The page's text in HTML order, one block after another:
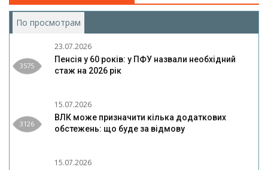
По просмотрам
3575
23.07.2026
Пенсія у 60 років: у ПФУ назвали необхідний
стаж на 2026 рік
3126
15.07.2026
ВЛК може призначити кілька додаткових
обстежень: що буде за відмову
15.07.2026